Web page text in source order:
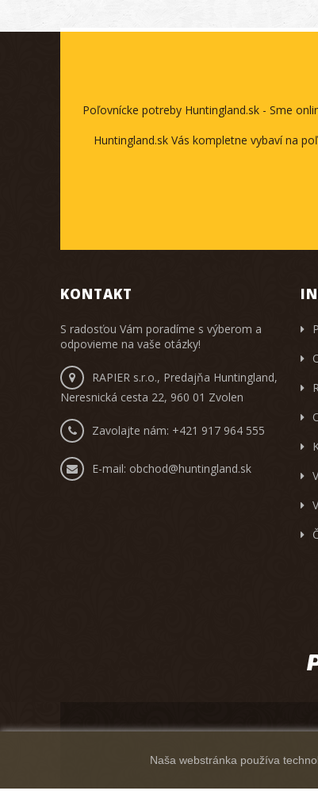
Poľovnícke potreby Huntingland.sk - Sme
Huntingland.sk Vás kompletne vybaví na
KONTAKT
S radosťou Vám poradíme s výberom a
odpovieme na vaše otázky!
RAPIER s.r.o., Predajňa Huntingland,
Neresnická cesta 22, 960 01 Zvolen
Zavolajte nám: +421 917 964 555
E-mail: obchod@huntingland.sk
Naša webstránka používa